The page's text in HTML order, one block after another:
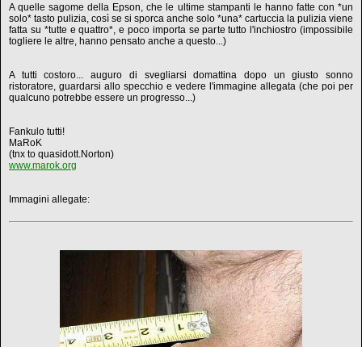
A quelle sagome della Epson, che le ultime stampanti le hanno fatte con *un
solo* tasto pulizia, così se si sporca anche solo *una* cartuccia la pulizia viene
fatta su *tutte e quattro*, e poco importa se parte tutto l'inchiostro (impossibile
togliere le altre, hanno pensato anche a questo...)
A tutti costoro... auguro di svegliarsi domattina dopo un giusto sonno
ristoratore, guardarsi allo specchio e vedere l'immagine allegata (che poi per
qualcuno potrebbe essere un progresso...)
Fankulo tutti!
MaRoK
(tnx to quasidott.Norton)
www.marok.org
Immagini allegate: